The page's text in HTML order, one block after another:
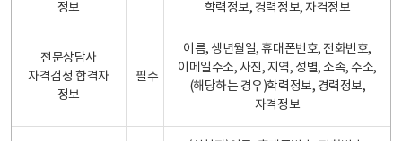
정보
학력정보, 경력정보, 자격정보
전문상담사
자격검정 합격자
정보
필수
이름, 생년월일, 휴대폰번호, 전화번호,
이메일주소, 사진, 지역, 성별, 소속, 주소,
(해당하는 경우)학력정보, 경력정보,
자격정보